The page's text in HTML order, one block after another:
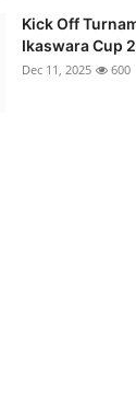
Kick Off
Ikaswara Cup
Dec 11, 2025 600